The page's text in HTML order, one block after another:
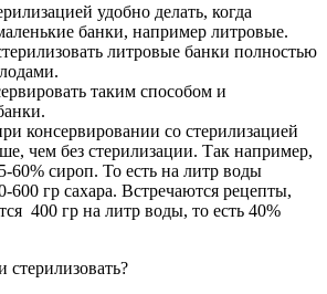
удобно делать, когда
банки, например литровые.
литровые банки полностью
таким способом и
консервировании со стерилизацией
чем без стерилизации. Так например,
60% сироп. То есть на литр воды
600 гр сахара. Встречаются рецепты,
400 гр на литр воды, то есть 40%
стерилизовать?